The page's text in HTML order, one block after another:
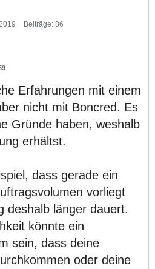
Beiträge: 86
Erfahrungen mit einem
nicht mit Boncred. Es
Gründe haben, weshalb
erhältst.
dass gerade ein
vorliegt
deshalb länger dauert.
könnte ein
sein, dass deine
oder deine